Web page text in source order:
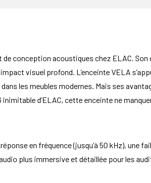
conception acoustiques chez ELAC.
visuel profond. L’enceinte VELA
les meubles modernes. Mais ses
d’ELAC, cette enceinte ne
en fréquence (jusqu’à 50 kHz), une
plus immersive et détaillée pour les